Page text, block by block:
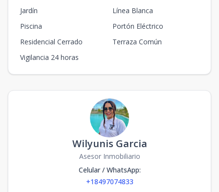
Jardín
Línea Blanca
Piscina
Portón Eléctrico
Residencial Cerrado
Terraza Común
Vigilancia 24 horas
Wilyunis Garcia
Asesor Inmobiliario
Celular / WhatsApp:
+18497074833